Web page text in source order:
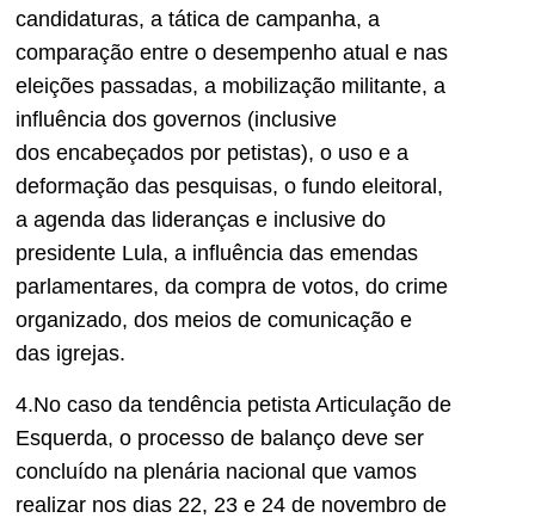
candidaturas, a tática de campanha, a
comparação entre o desempenho atual e nas
eleições passadas, a mobilização militante, a
influência dos governos (inclusive
dos encabeçados por petistas), o uso e a
deformação das pesquisas, o fundo eleitoral,
a agenda das lideranças e incl usive do
presidente Lula, a influência das emendas
parlamentares, da compra de votos, do crime
organizado, dos meios de comunicação e
das igrejas.
4.No caso da tendência petista Articulação de
Esquerda, o processo de balanço deve ser
concluído na plenária nacional que vamos
realizar nos dias 22, 23 e 24 de novembro de